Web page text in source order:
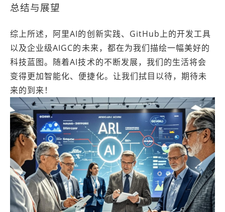
总结与展望
综上所述，阿里AI的创新实践、GitHub上的开发工具
以及企业级AIGC的未来，都在为我们描绘一幅美好的
科技蓝图。随着AI技术的不断发展，我们的生活将会
变得更加智能化、便捷化。让我们拭目以待，期待未
来的到来！